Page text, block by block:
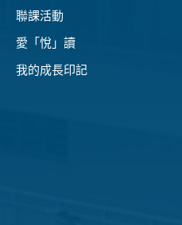
聯課活動
愛「悅」讀
我的成長印記